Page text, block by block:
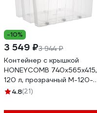
-10%
3 549 ₽3 944 ₽
Контейнер с крышкой
HONEYCOMB 740x565x415,
120 л, прозрачный M-120-
00.07n
4.8(21)